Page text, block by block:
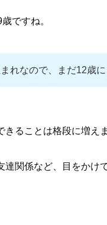
ですね。
れなので、まだ12歳
ることは格段に増え
関係など、目をかけ